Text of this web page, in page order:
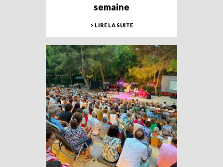
semaine
> LIRE LA SUITE